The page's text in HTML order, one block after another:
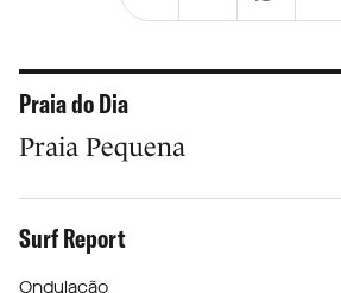
Praia do Dia
Praia Pequena
Surf Report
Ondulação